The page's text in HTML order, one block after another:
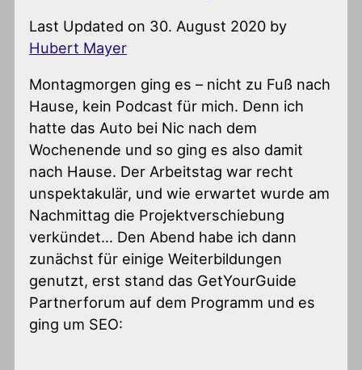
Last Updated on 30. August 2020 by
Hubert Mayer
Montagmorgen ging es – nicht zu Fuß nach
Hause, kein Podcast für mich. Denn ich
hatte das Auto bei Nic nach dem
Wochenende und so ging es also damit
nach Hause. Der Arbeitstag war recht
unspektakulär, und wie erwartet wurde am
Nachmittag die Projektverschiebung
verkündet… Den Abend habe ich dann
zunächst für einige Weiterbildungen
genutzt, erst stand das GetYourGuide
Partnerforum auf dem Programm und es
ging um SEO: